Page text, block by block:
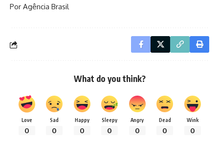
Por Agência Brasil
What do you think?
Love
0
Sad
0
Happy
0
Sleepy
0
Angry
0
Dead
0
Wink
0